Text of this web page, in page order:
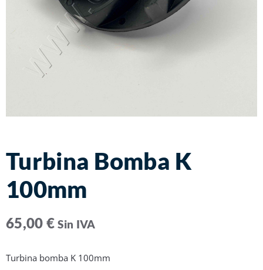
Turbina Bomba K
100mm
65,00 € Sin IVA
Turbina bomba K 100mm